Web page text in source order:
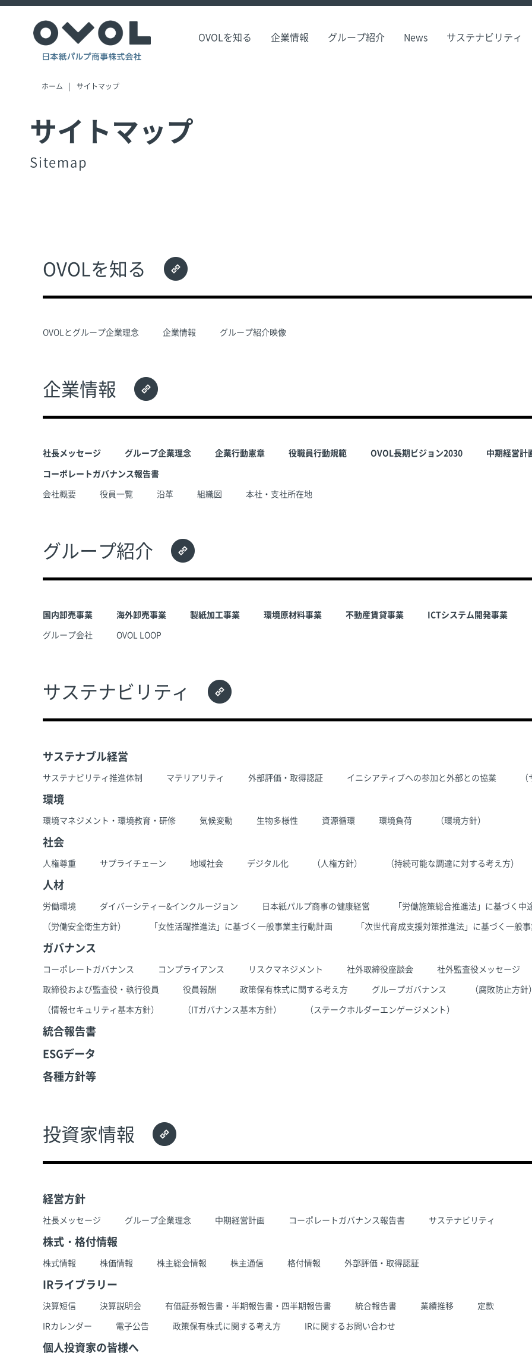
OVOLを知る 企業情報 グループ紹介 News サステナビリティ
ホーム サイトマップ
サイトマップ
Sitemap
OVOLを知る
OVOLとグループ企業理念 企業情報 グループ紹介映像
企業情報
社長メッセージ グループ企業理念 企業行動憲章 役職員行動規範 OVOL長期ビジョン2030 中期経営計
コーポレートガバナンス報告書
会社概要 役員一覧 沿革 組織図 本社・支社所在地
グループ紹介
国内卸売事業 海外卸売事業 製紙加工事業 環境原材料事業 不動産賃貸事業 ICTシステム開発事業
グループ会社 OVOL LOOP
サステナビリティ
サステナブル経営
サステナビリティ推進体制 マテリアリティ 外部評価・取得認証 イニシアティブへの参加と外部との協業
環境
環境マネジメント・環境教育・研修 気候変動 生物多様性 資源循環 環境負荷 （環境方針）
社会
人権尊重 サプライチェーン 地域社会 デジタル化 （人権方針） （持続可能な調達に対する考え方）
人材
労働環境 ダイバーシティー&インクルージョン 日本紙パルプ商事の健康経営 「労働施策総合推進法」に基づく中
（労働安全衛生方針） 「女性活躍推進法」に基づく一般事業主行動計画 「次世代育成支援対策推進法」に基づく一般
ガバナンス
コーポレートガバナンス コンプライアンス リスクマネジメント 社外取締役座談会 社外監査役メッセージ
取締役および監査役・執行役員 役員報酬 政策保有株式に関する考え方 グループガバナンス （腐敗防止方針）
（情報セキュリティ基本方針） （ITガバナンス基本方針） （ステークホルダーエンゲージメント）
統合報告書
ESGデータ
各種方針等
投資家情報
経営方針
社長メッセージ グループ企業理念 中期経営計画 コーポレートガバナンス報告書 サステナビリティ
株式・格付情報
株式情報 株価情報 株主総会情報 株主通信 格付情報 外部評価・取得認証
IRライブラリー
決算短信 決算説明会 有価証券報告書・半期報告書・四半期報告書 統合報告書 業績推移 定款
IRカレンダー 電子公告 政策保有株式に関する考え方 IRに関するお問い合わせ
個人投資家の皆様へ